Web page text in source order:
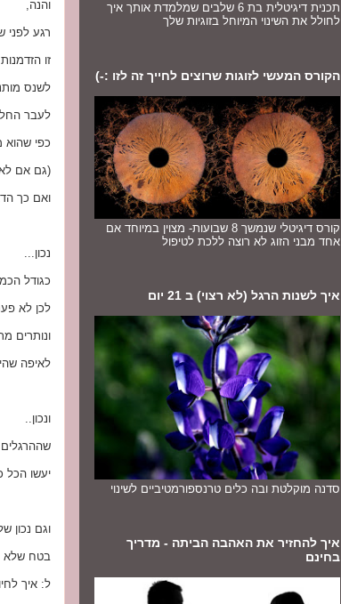
והנה,
רגע
זו
לשנס
לעבר
כפי שהוא
(גם אם לא
ואם כך
נכון...
כגודל
לכן לא
ונותרים
לאיפה
ונכון..
יעשו הכל
וגם נכון
בטח שלא
ל: איך
תכנית דיגיטלית בת 6 שלבים שמלמדת אותך איך
לחולל את השינוי המיוחל בזוגיות שלך
הקורס המעשי לזוגות שרוצים לחייך זה לזו :-)
קורס דיגיטלי שנמשך 8 שבועות- מצוין במיוחד אם
אחד מבני הזוג לא רוצה ללכת לטיפול
איך לשנות הרגל (לא רצוי) ב 21 יום
סדנה מוקלטת ובה כלים טרנספורמטיביים לשינוי
איך להחזיר את האהבה הביתה - מדריך
בחינם